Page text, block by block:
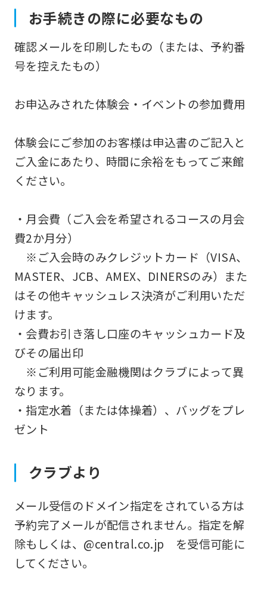
お手続きの際に必要なもの
確認メールを印刷したもの（または、予約番
号を控えたもの）
お申込みされた体験会・イベントの参加費用
体験会にご参加のお客様は申込書のご記入と
ご入金にあたり、時間に余裕をもってご来館
ください。
・月会費（ご入会を希望されるコースの月会
費2か月分）
※ご入会時のみクレジットカード（VISA、
MASTER、JCB、AMEX、DINERSのみ）また
はその他キャッシュレス決済がご利用いただ
けます。
・会費お引き落し口座のキャッシュカード及
びその届出印
※ご利用可能金融機関はクラブによって異
なります。
・指定水着（または体操着）、バッグをプレ
ゼント
クラブより
メール受信のドメイン指定をされている方は
予約完了メールが配信されません。指定を解
除もしくは、@central.co.jp を受信可能に
してください。